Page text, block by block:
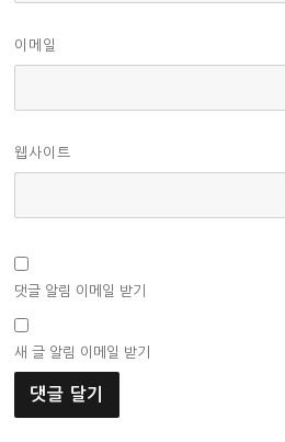
이메일
웹사이트
댓글 알림 이메일 받기
새 글 알림 이메일 받기